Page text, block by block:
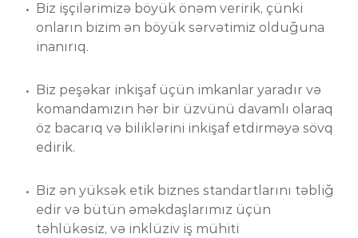
Biz işçilərimizə böyük önəm veririk, çünki
onların bizim ən böyük sərvətimiz olduğuna
inanırıq.
Biz peşəkar inkişaf üçün imkanlar yaradır və
komandamızın hər bir üzvünü davamlı olaraq
öz bacarıq və biliklərini inkişaf etdirməyə sövq
edirik.
Biz ən yüksək etik biznes standartlarını təbliğ
edir və bütün əməkdaşlarımız üçün
təhlükəsiz, və inklüziv iş mühiti